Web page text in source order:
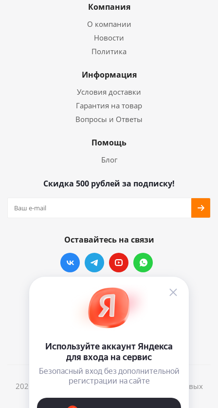
Компания
О компании
Новости
Политика
Информация
Условия доставки
Гарантия на товар
Вопросы и Ответы
Помощь
Блог
Скидка 500 рублей за подписку!
Оставайтесь на связи
Наши контакты
info@vinylmarkt.ru
2026 © Винилмаркт - интернет-магазин виниловых
пластинок